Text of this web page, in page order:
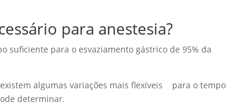
para anestesia?
suficiente para o esvaziamento gástrico de 95% da
algumas variações mais flexíveis para o tempo
determinar.